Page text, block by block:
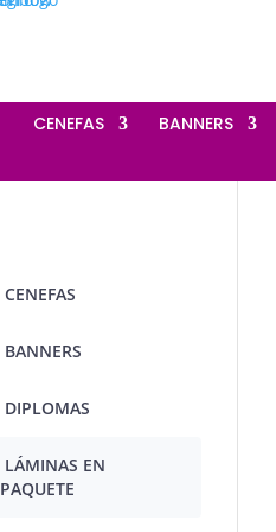
‎ CENEFAS ‎ BANNERS
‎ CENEFAS
‎ BANNERS
‎ DIPLOMAS
‎ LÁMINAS EN
PAQUETE